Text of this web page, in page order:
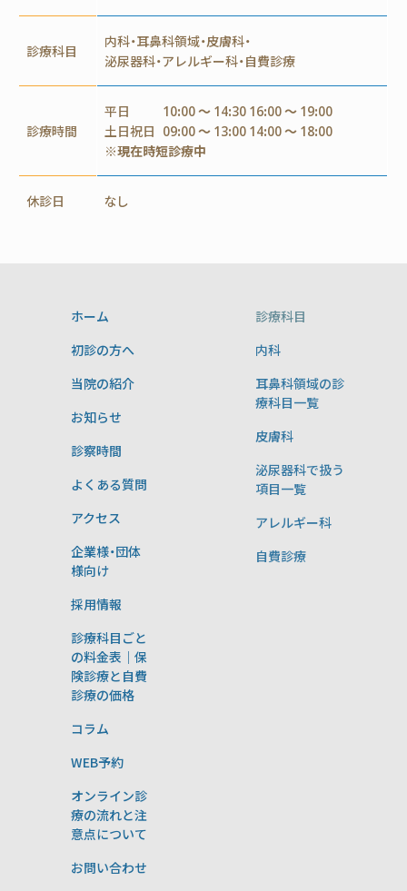
診療科目
内科・耳鼻科領域・皮膚科・
泌尿器科・アレルギー科・自費診療
診療時間
平日
10:00 ～ 14:30 16:00 ～ 19:00
土日祝日 09:00 ～ 13:00 14:00 ～ 18:00
※現在時短診療中
休診日 なし
ホーム
初診の方へ
当院の紹介
お知らせ
診察時間
よくある質問
アクセス
企業様・団体
様向け
採用情報
診療科目ごと
の料金表｜保
険診療と自費
診療の価格
コラム
WEB予約
オンライン診
療の流れと注
意点について
お問い合わせ
診療科目
内科
耳鼻科領域の診
療科目一覧
皮膚科
泌尿器科で扱う
項目一覧
アレルギー科
自費診療